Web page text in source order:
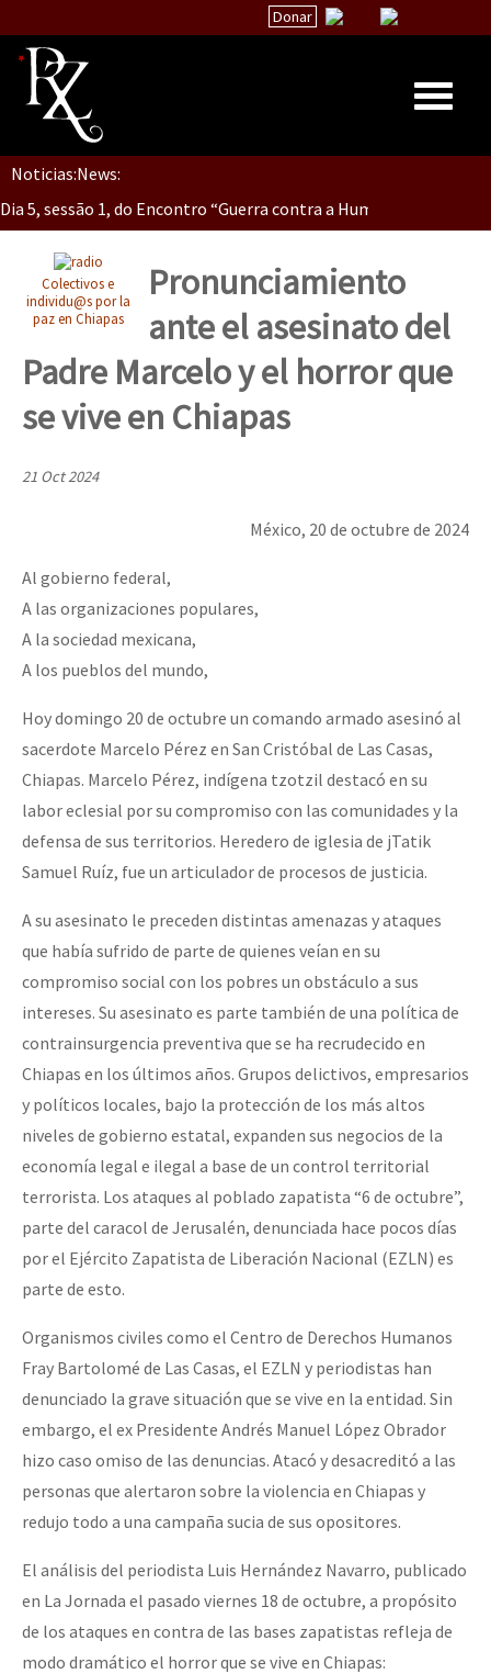
Donar
Inicio
Quiénes Somos
La palabra del EZLN
Encuentros
Chiapas
México
Latinoamérica
La Sexta
AutonomÍa y Resistencia
Megaproyectos
Migración
Presos
Mujeres
Niñxs
ETIQUETAS
MULTIMEDIA
Audio
Fotorreportaje
Video
Otras secciones
Semillero Guerra contra la Humanidad. (Las poblaciones y
la naturaleza bajo asedio)
Libros para descargar
Medios Libres
COVID-19
Eventos
Contacto
Noticias:News:
Dia 5, Sessão 2, Encontro “Guerra contra la Humanidad”
Dia 5, sessão 1, do Encontro “Guerra contra a Humanidade”(As
Dia 4 – Encontro “Guerra contra a Humanidade” (As populações
Dia 3 do Encontro “Guerra contra a Humanidade”
Dia 2 do Encontro “Guerra contra a Humanidad”
Dia 1: Encontro “Guerra contra a Humanidade”
[CDMX – 20 julio] Jornadas globales por la libertad de Jesús
“Sonhando a Terra do Bem Virá” se publica no Estado Espanhol
Se o México sabe, que o mundo saiba! Nossas lutas pela
[25 abr – CDMX] Tokín por el CNI: 30 años de Resistencia y
Colectivos e
individu@s por la
paz en Chiapas
Pronunciamiento
ante el asesinato del
Padre Marcelo y el horror que
se vive en Chiapas
21 Oct 2024
México, 20 de octubre de 2024
Al gobierno federal,
A las organizaciones populares,
A la sociedad mexicana,
A los pueblos del mundo,
Hoy domingo 20 de octubre un comando armado asesinó al
sacerdote Marcelo Pérez en San Cristóbal de Las Casas,
Chiapas. Marcelo Pérez, indígena tzotzil destacó en su
labor eclesial por su compromiso con las comunidades y la
defensa de sus territorios. Heredero de iglesia de jTatik
Samuel Ruíz, fue un articulador de procesos de justicia.
A su asesinato le preceden distintas amenazas y ataques
que había sufrido de parte de quienes veían en su
compromiso social con los pobres un obstáculo a sus
intereses. Su asesinato es parte también de una política de
contrainsurgencia preventiva que se ha recrudecido en
Chiapas en los últimos años. Grupos delictivos, empresarios
y políticos locales, bajo la protección de los más altos
niveles de gobierno estatal, expanden sus negocios de la
economía legal e ilegal a base de un control territorial
terrorista. Los ataques al poblado zapatista “6 de octubre”,
parte del caracol de Jerusalén, denunciada hace pocos días
por el Ejército Zapatista de Liberación Nacional (EZLN) es
parte de esto.
Organismos civiles como el Centro de Derechos Humanos
Fray Bartolomé de Las Casas, el EZLN y periodistas han
denunciado la grave situación que se vive en la entidad. Sin
embargo, el ex Presidente Andrés Manuel López Obrador
hizo caso omiso de las denuncias. Atacó y desacreditó a las
personas que alertaron sobre la violencia en Chiapas y
redujo todo a una campaña sucia de sus opositores.
El análisis del periodista Luis Hernández Navarro, publicado
en La Jornada el pasado viernes 18 de octubre, a propósito
de los ataques en contra de las bases zapatistas refleja de
modo dramático el horror que se vive en Chiapas: